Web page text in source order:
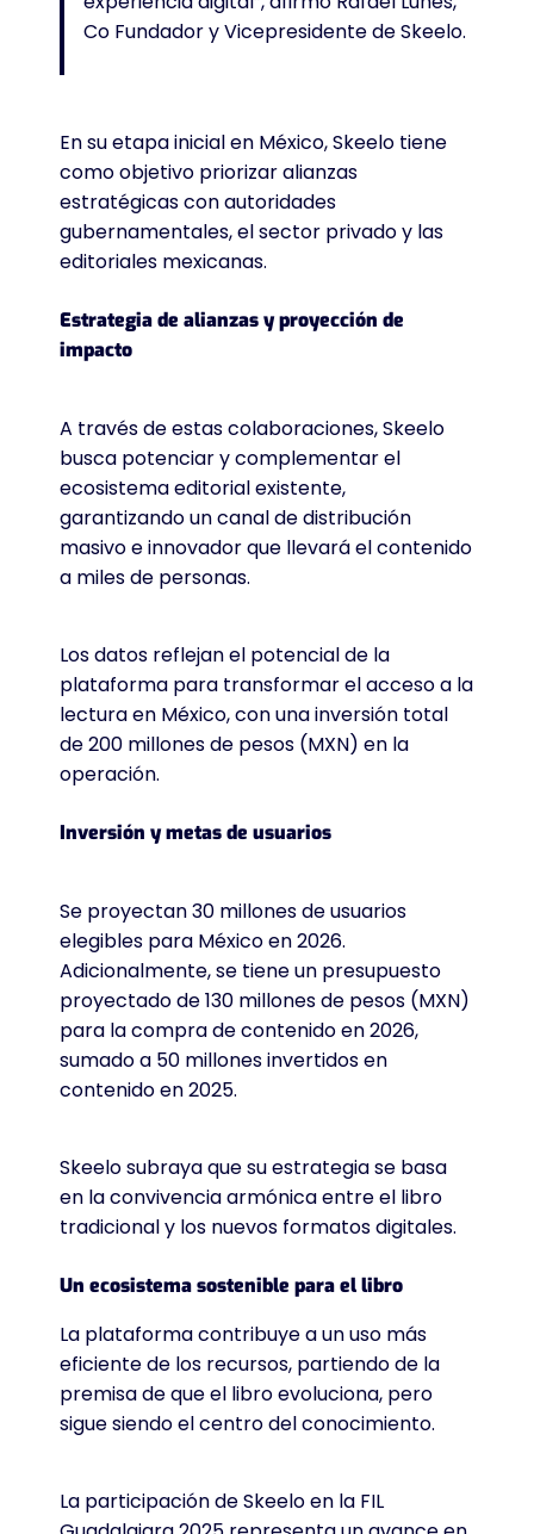
Co Fundador y Vicepresidente de Skeelo.
En su etapa inicial en México, Skeelo tiene
como objetivo priorizar alianzas
estratégicas con autoridades
gubernamentales, el sector privado y las
editoriales mexicanas.
Estrategia de alianzas y proyección de
impacto
A través de estas colaboraciones, Skeelo
busca potenciar y complementar el
ecosistema editorial existente,
garantizando un canal de distribución
masivo e innovador que llevará el contenido
a miles de personas.
Los datos reflejan el potencial de la
plataforma para transformar el acceso a la
lectura en México, con una inversión total
de 200 millones de pesos (MXN) en la
operación.
Inversión y metas de usuarios
Se proyectan 30 millones de usuarios
elegibles para México en 2026.
Adicionalmente, se tiene un presupuesto
proyectado de 130 millones de pesos (MXN)
para la compra de contenido en 2026,
sumado a 50 millones invertidos en
contenido en 2025.
Skeelo subraya que su estrategia se basa
en la convivencia armónica entre el libro
tradicional y los nuevos formatos digitales.
Un ecosistema sostenible para el libro
La plataforma contribuye a un uso más
eficiente de los recursos, partiendo de la
premisa de que el libro evoluciona, pero
sigue siendo el centro del conocimiento.
La participación de Skeelo en la FIL